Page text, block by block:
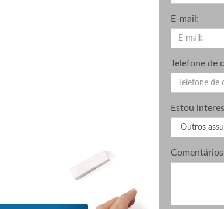
E-mail:
Telefone de
Estou